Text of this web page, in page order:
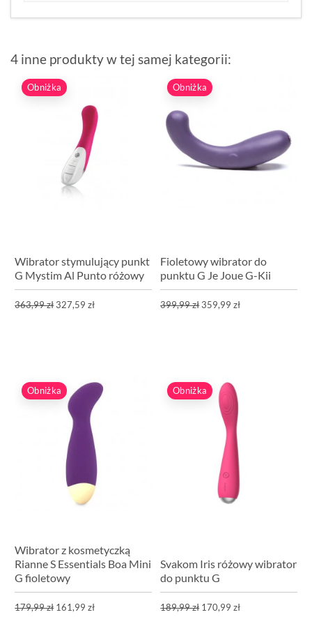
4 inne produkty w tej samej kategorii:
Obniżka
Wibrator stymulujący punkt
G Mystim Al Punto różowy
363,99 zł327,59 zł
Obniżka
Fioletowy wibrator do
punktu G Je Joue G-Kii
399,99 zł359,99 zł
Obniżka
Wibrator z kosmetyczką
Rianne S Essentials Boa Mini
G fioletowy
179,99 zł 161,99 zł
Obniżka
Svakom Iris różowy wibrator
do punktu G
189,99 zł 170,99 zł